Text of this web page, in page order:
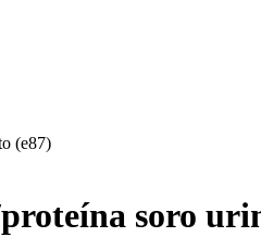
(e87)
soro